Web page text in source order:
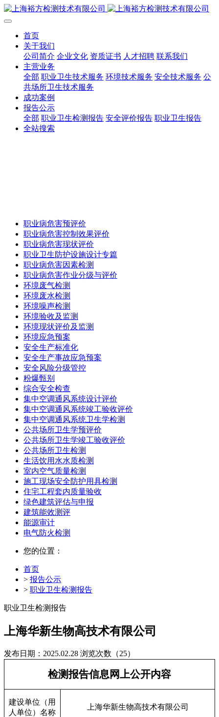
首页
关于我们
公司简介 企业文化 资质证书 人才招聘 联系我们
主营业务
全部 职业卫生技术服务 环境技术服务 安全技术服务 公
共场所卫生技术服务
成功案例
报告公示
全部 职业卫生检测报告 安全评价报告 职业卫生报告
全站搜索
职业病危害预评价
职业病危害控制效果评价
职业病危害现状评价
职业卫生防护设施设计专篇
职业病危害因素检测
职业病危害作业分级与评价
环境废气检测
环境废水检测
环境噪声检测
环境验收及监测
环境现状评价及监测
环境应急预案
安全生产标准化
安全生产事故应急预案
安全风险分级管控
粉爆甄别
综合安全检查
集中空调通风系统设计评价
集中空调通风系统竣工验收评价
集中空调通风系统卫生学检测
公共场所卫生学预评价
公共场所卫生学竣工验收评价
公共场所卫生检测
生活饮用水水质检测
室内空气质量检测
施工现场安全防护用具检测
住宅工程套内质量验收
绿色建筑评估与申报
建筑能效测评
能源审计
电气防火检测
您的位置：
首页
> 报告公示
> 职业卫生检测报告
职业卫生检测报告
上海华新生物高技术有限公司
发布日期：2025.02.28 浏览次数（25）
检测报告信息网上公开内容
建设单位（用
人单位）名称
上海华新生物高技术有限公司